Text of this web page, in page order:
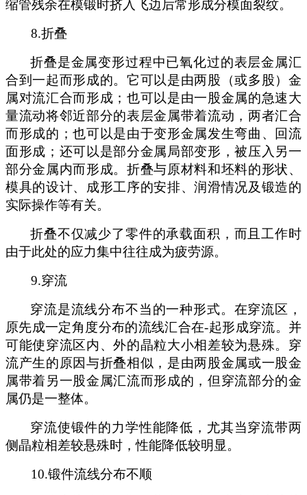
缩管残余在模锻时挤入飞边后常形成分模面裂纹。
8.折叠
折叠是金属变形过程中已氧化过的表层金属汇
合到一起而形成的。它可以是由两股（或多股）金
属对流汇合而形成；也可以是由一股金属的急速大
量流动将邻近部分的表层金属带着流动，两者汇合
而形成的；也可以是由于变形金属发生弯曲、回流
面形成；还可以是部分金属局部变形，被压入 另一
部分金属内而形成。折叠与原材料和坯料的形状、
模具的设计、成形工序的安排、润滑情况及锻造的
实际操作等有关。
折叠不仅减少了零件的承载面积，而且工作时
由于此处的应力集中往往成为疲劳源。
9.穿流
穿流是流线分布不当的一种形式。在穿流区，
原先成一定角度分布的流线汇合在-起形成穿流。 并
可能使穿流区内、外的晶粒大小相差较为悬殊。穿
流产生的原因与折叠相似，是由两股金属或一股金
属带着另一股金属汇流而形成的，但穿流部分的金
属仍是一整体。
穿流使锻件的力学性能降低，尤其当穿流带两
侧晶粒相差较悬殊时，性能降低较明显。
10.锻件流线分布不顺